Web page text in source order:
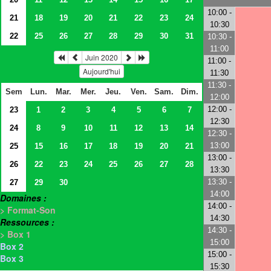
21
18 19 20 21 22 23
24
22
25 26 27 28 29 30 31
Juin 2020
Aujourd'hui
Sem Lun. Mar. Mer. Jeu. Ven. Sam.
Dim.
23
1 2 3 4 5 6
7
24
8 9 10 11 12 13
14
25
15 16 17 18 19 20
21
26
22 23 24 25 26 27
28
27
29 30
Domaines :
> Format-Son
Ressources :
> Box 1
Box 2
Box 3
10:00 -
10:30
10:30 -
11:00
11:00 -
11:30
11:30 -
12:00
12:00 -
12:30
12:30 -
13:00
13:00 -
13:30
13:30 -
14:00
14:00 -
14:30
14:30 -
15:00
15:00 -
15:30